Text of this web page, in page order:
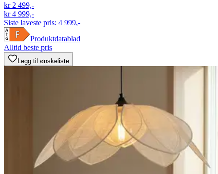
kr 2 499,-
kr 4 999,-
Siste laveste pris: 4 999,-
Produktdatablad
Alltid beste pris
Legg til ønskeliste